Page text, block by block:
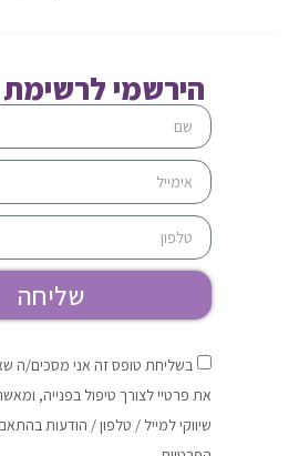
הירשמי לרשימת
בשליחת טופס זה אני מסכים/ה שאולה
את פרטיי לצורך טיפול בפנייה, ומאשר/ת
שיווקי למייל / טלפון / הודעות בהתאם
שליחה